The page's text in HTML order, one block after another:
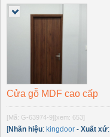
Cửa gỗ MDF cao cấp
[Mã: G-63974-9] [xem: 653]
[Nhãn hiệu: kingdoor - Xuất xứ: